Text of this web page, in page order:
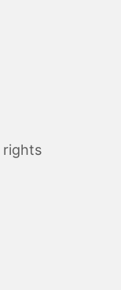
rights